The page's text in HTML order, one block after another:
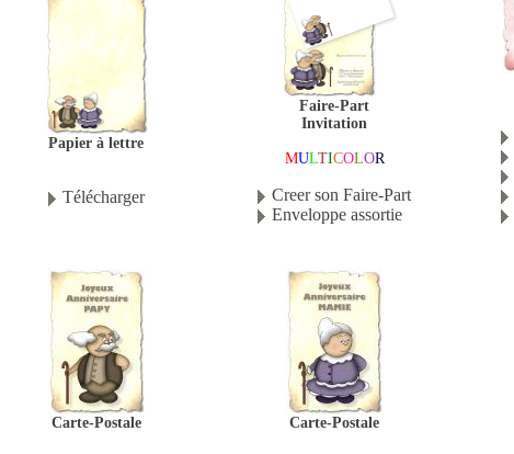
Papier à lettre
Télécharger
Faire-Part
Invitation
MULTICOLOR
Creer son Faire-Part
Enveloppe assortie
Carte-Postale Carte-Postale